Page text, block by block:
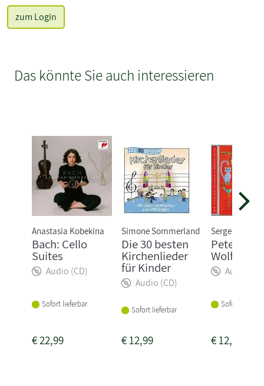
zum Login
Das könnte Sie auch interessieren
Anastasia Kobekina
Bach: Cello
Suites
Audio (CD)
Sofort lieferbar
€22,99
Simone Sommerland
Die 30 besten
Kirchenlieder
für Kinder
Audio (CD)
Sofort lieferbar
€12,99
Sergei
Peter und
Wolf
Audio
Sofort
€12,95